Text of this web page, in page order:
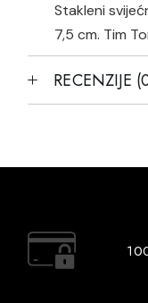
Stakleni
7,5 cm. Tim
RECENZIJE